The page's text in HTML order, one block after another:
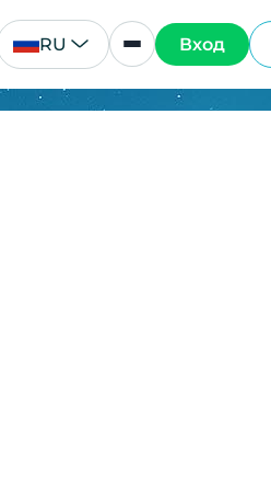
RU Вход